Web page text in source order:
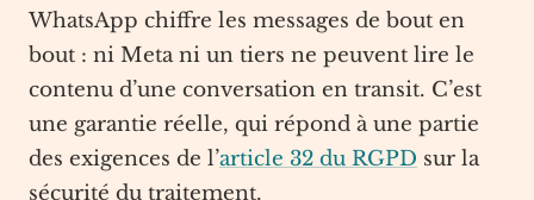
WhatsApp chiffre les messages de bout en
bout : ni Meta ni un tiers ne peuvent lire le
contenu d’une conversation en transit. C’est
une garantie réelle, qui répond à une partie
des exigences de l’article 32 du RGPD sur la
sécurité du traitement.